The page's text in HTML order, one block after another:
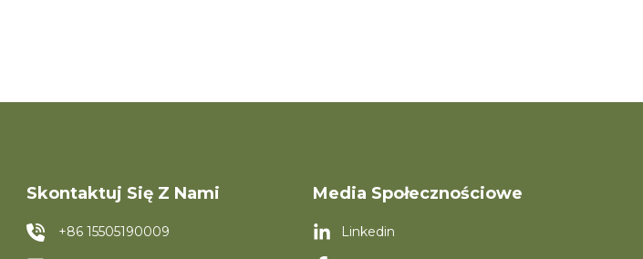
Skontaktuj Się Z Nami
+86 15505190009
Media Społecznościowe
Linkedin